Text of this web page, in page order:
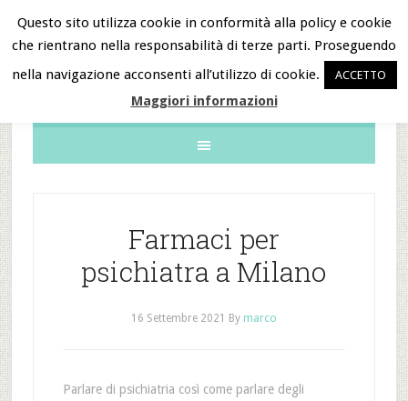
B&B Notizie
Farmaci per
psichiatra a Milano
16 Settembre 2021 By marco
Parlare di psichiatria così come parlare degli
Questo sito utilizza cookie in conformità alla policy e cookie
che rientrano nella responsabilità di terze parti. Proseguendo
nella navigazione acconsenti all’utilizzo di cookie.
ACCETTO
Maggiori informazioni